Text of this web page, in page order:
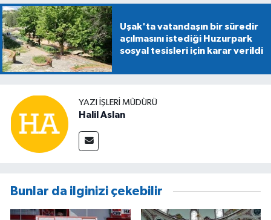
Uşak'ta vatandaşın bir süredir
açılmasını istediği Huzurpark
sosyal tesisleri için karar verildi
YAZI İŞLERİ MÜDÜRÜ
Halil Aslan
Bunlar da ilginizi çekebilir